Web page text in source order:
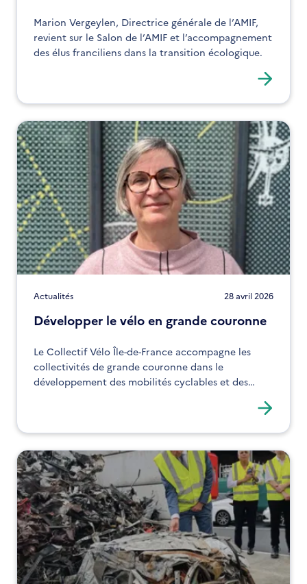
Marion Vergeylen, Directrice générale de l’AMIF,
revient sur le Salon de l’AMIF et l’accompagnement
des élus franciliens dans la transition écologique.
Actualités 28 avril 2026
Développer le vélo en grande couronne
Le Collectif Vélo Île-de-France accompagne les
collectivités de grande couronne dans le
développement des mobilités cyclables et des